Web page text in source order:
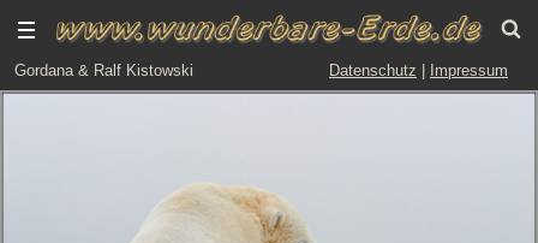
Gordana & Ralf Kistowski Datenschutz Impressum